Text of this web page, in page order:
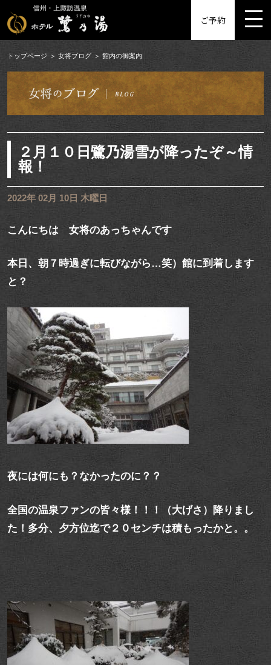
ご予約
トップページ 女将ブログ 館内の御案内
２月１０日鷺乃湯雪が降ったぞ～情
報！
2022年 02月 10日 木曜日
こんにちは 女将のあっちゃんです
本日、朝７時過ぎに転びながら…笑）館に到着します
と？
夜には何にも？なかったのに？？
全国の温泉ファンの皆々様！！！（大げさ）降りまし
た！多分、夕方位迄で２０センチは積もったかと。。